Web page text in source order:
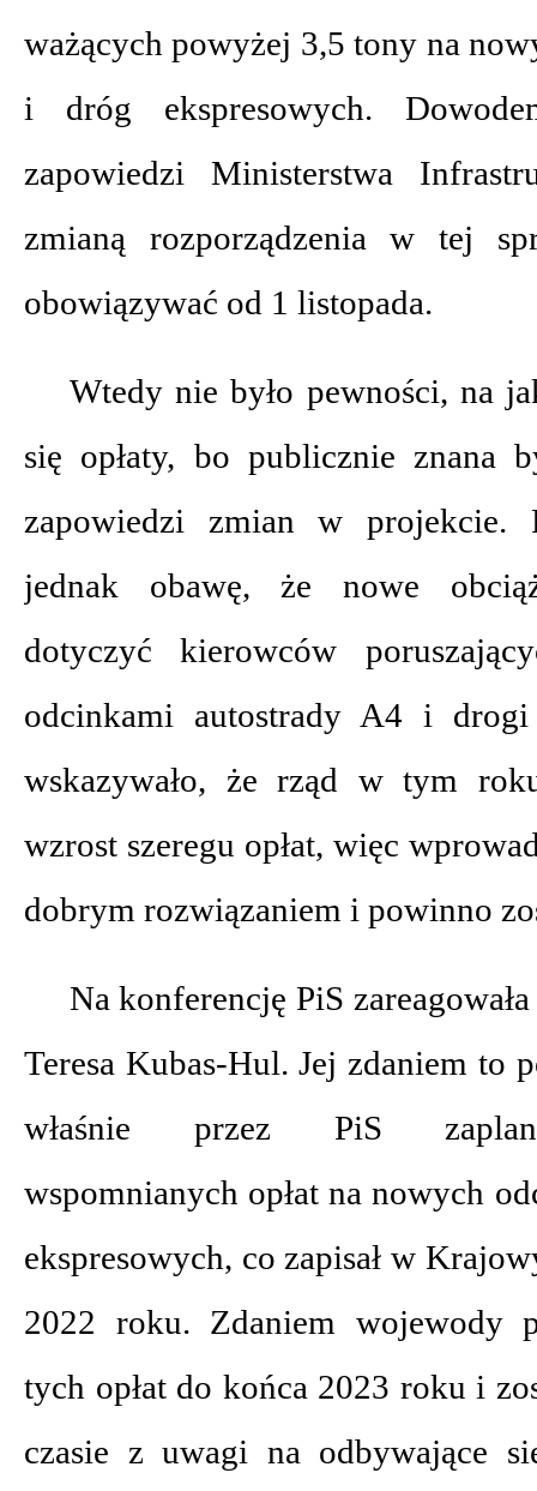
ważących powyżej 3,5 tony na
i dróg ekspresowych.
zapowiedzi Ministerstwa
zmianą rozporządzenia w tej
obowiązywać od 1 listopada.
Wtedy nie było pewności, na
się opłaty, bo publicznie znana
zapowiedzi zmian w projekcie.
jednak obawę, że nowe
dotyczyć kierowców
odcinkami autostrady A4 i drogi
wskazywało, że rząd w tym
wzrost szeregu opłat, więc
dobrym rozwiązaniem i powinno
Na konferencję PiS
Teresa Kubas-Hul. Jej zdaniem to
właśnie przez PiS
wspomnianych opłat na nowych
ekspresowych, co zapisał w
2022 roku. Zdaniem wojewody
tych opłat do końca 2023 roku i
czasie z uwagi na odbywające